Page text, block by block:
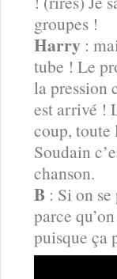
groupes !
Harry :
tube ! Le
la pression
est arrivé !
coup, toute
Soudain
chanson.
B : Si on
parce
puisque ça